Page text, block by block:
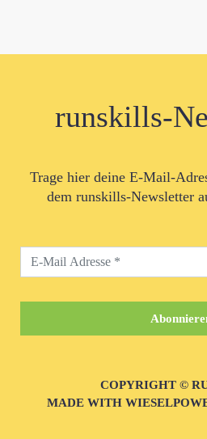
runskills-
Trage hier deine E-Mail-
dem runskills-Newsletter
COPYRIGHT ©
MADE WITH